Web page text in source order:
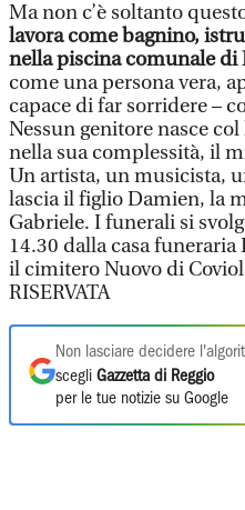
Ma non c’è soltanto
lavora come bagnino,
nella piscina comunale di
come una persona vera,
capace di far sorridere –
Nessun genitore nasce
nella sua complessità, il
Un artista, un musicista,
lascia il figlio Damien, la
Gabriele. I funerali si
14.30 dalla casa
il cimitero Nuovo di
RISERVATA
Non lasciare decidere
scegli Gazzetta di Reggio
per le tue notizie su Google